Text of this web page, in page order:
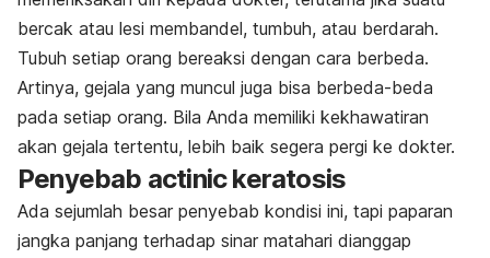
bercak atau lesi membandel, tumbuh, atau berdarah.
Tubuh setiap orang bereaksi dengan cara berbeda.
Artinya, gejala yang muncul juga bisa berbeda-beda
pada setiap orang. Bila Anda memiliki kekhawatiran
akan gejala tertentu, lebih baik segera pergi ke dokter.
Penyebab actinic keratosis
Ada sejumlah besar penyebab kondisi ini, tapi paparan
jangka panjang terhadap sinar matahari dianggap